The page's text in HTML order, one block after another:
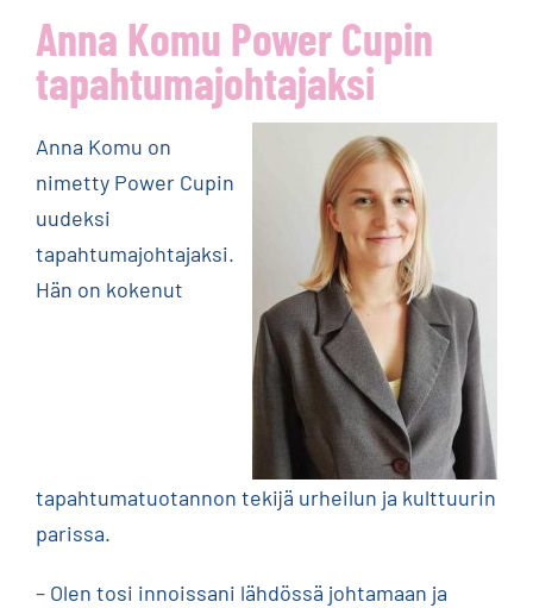
Anna Komu Power Cupin
tapahtumajohtajaksi
Anna Komu on
nimetty Power Cupin
uudeksi
tapahtumajohtajaksi.
Hän on kokenut
tapahtumatuotannon tekijä urheilun ja kulttuurin
parissa.
– Olen tosi innoissani lähdössä johtamaan ja